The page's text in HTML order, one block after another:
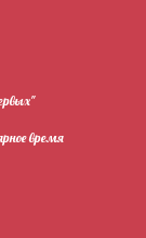
время